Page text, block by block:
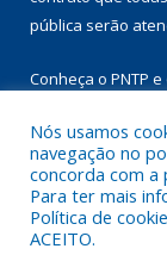
pública serão
Conheça o PNTP e
Todos os
Nós usamos
navegação no
concorda com a
Para ter mais
Política de
ACEITO.